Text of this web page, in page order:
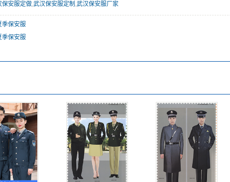
保安服定做,武汉保安服定制 ,武汉保安服厂家
季保安服
季保安服